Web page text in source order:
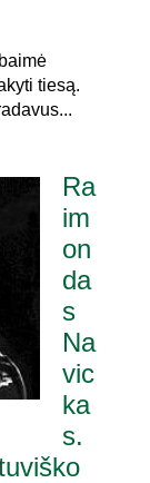
tiesą.
Ra
im
on
da
s
Na
vic
ka
s.